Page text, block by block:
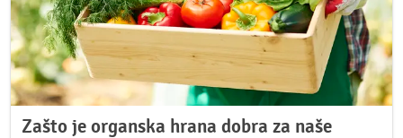
Zašto je organska hrana dobra za naše